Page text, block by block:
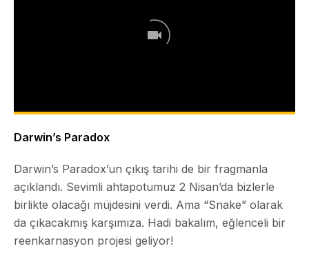
Darwin’s Paradox
Darwin’s Paradox’un çıkış tarihi de bir fragmanla
açıklandı. Sevimli ahtapotumuz 2 Nisan’da bizlerle
birlikte olacağı müjdesini verdi. Ama “Snake” olarak
da çıkacakmış karşımıza. Hadi bakalım, eğlenceli bir
reenkarnasyon projesi geliyor!